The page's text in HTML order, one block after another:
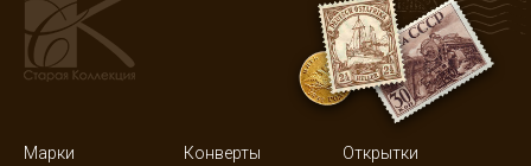
Марки Конверты
Открытки